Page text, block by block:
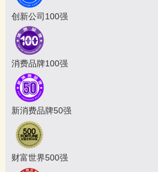
创新公司100强
消费品牌100强
新消费品牌50强
财富世界500强